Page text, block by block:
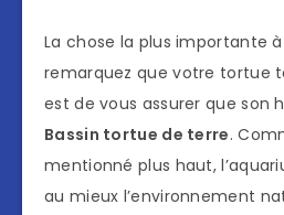
La chose la plus importante
remarquez que votre tortue
est de vous assurer que son
Bassin tortue de terre.
mentionné plus haut,
au mieux l’environnement